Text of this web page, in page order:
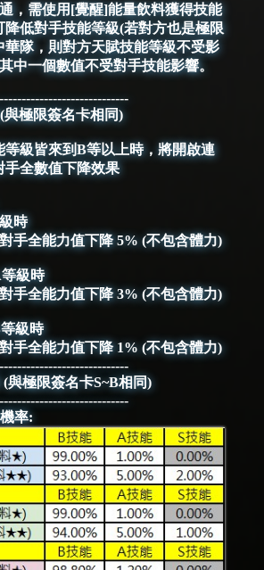
，需使用[覺醒]能量飲料獲得技能
低對手技能等級(若對方也是極限
華隊，則對方天賦技能等級不受影
中一個數值不受對手技能影響。
極限簽名卡相同)
等級皆來到B等以上時，將開啟連
手全數值下降效果
時
手全能力值下降 5% (不包含體力)
級時
手全能力值下降 3% (不包含體力)
級時
手全能力值下降 1% (不包含體力)
與極限簽名卡S~B相同)
率: